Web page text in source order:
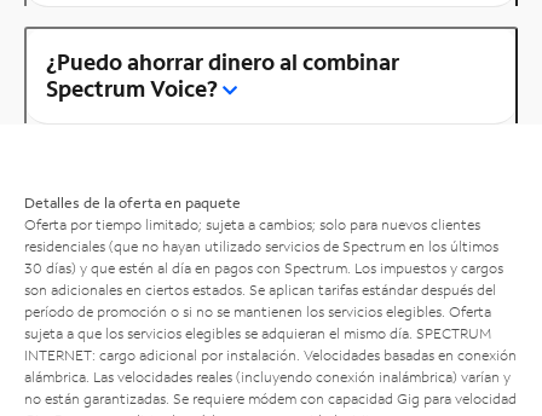
¿Puedo ahorrar dinero al combinar
Spectrum Voice?
Detalles de la oferta en paquete
Oferta por tiempo limitado; sujeta a cambios; solo para nuevos clientes
residenciales (que no hayan utilizado servicios de Spectrum en los últimos
30 días) y que estén al día en pagos con Spectrum. Los impuestos y cargos
son adicionales en ciertos estados. Se aplican tarifas estándar después del
período de promoción o si no se mantienen los servicios elegibles. Oferta
sujeta a que los servicios elegibles se adquieran el mismo día. SPECTRUM
INTERNET: cargo adicional por instalación. Velocidades basadas en conexión
alámbrica. Las velocidades reales (incluyendo conexión inalámbrica) varían y
no están garantizadas. Se requiere módem con capacidad Gig para velocidad